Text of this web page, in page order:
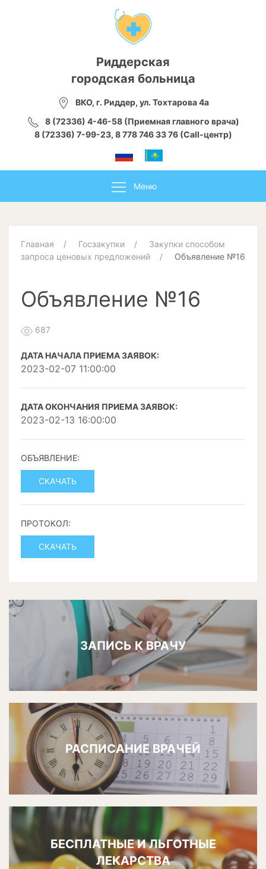
Риддерская
городская больница
ВКО, г. Риддер, ул. Тохтарова 4а
8 (72336) 4-46-58 (Приемная главного врача)
8 (72336) 7-99-23, 8 778 746 33 76 (Call-центр)
Меню
Главная Госзакупки
Закупки способом
запроса ценовых предложений
Объявление №16
Объявление №16
687
ДАТА НАЧАЛА ПРИЕМА ЗАЯВОК:
2023-02-07 11:00:00
ДАТА ОКОНЧАНИЯ ПРИЕМА ЗАЯВОК:
2023-02-13 16:00:00
ОБЪЯВЛЕНИЕ:
СКАЧАТЬ
ПРОТОКОЛ:
СКАЧАТЬ
ЗАПИСЬ К ВРАЧУ
РАСПИСАНИЕ ВРАЧЕЙ
БЕСПЛАТНЫЕ И ЛЬГОТНЫЕ
ЛЕКАРСТВА